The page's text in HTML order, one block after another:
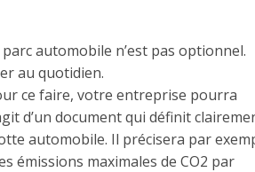
automobile n’est pas optionnel.
au quotidien.
ce faire, votre entreprise pourra
d’un document qui définit
automobile. Il précisera par
émissions maximales de CO2 par